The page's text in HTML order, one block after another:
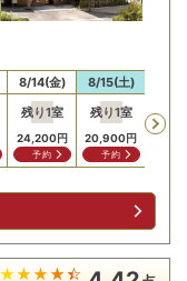
8/14(金)
残り1室
24,200円
予約
8/15(土)
残り1室
20,900円
予約
残り